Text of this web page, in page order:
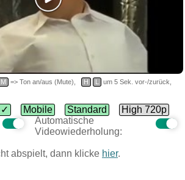
M => Ton an/aus (Mute), H L
um 5 Sek. vor-/zurück,
✓ Mobile Standard
High 720p
Automatische
Videowiederholung:
abspielt, dann klicke hier.